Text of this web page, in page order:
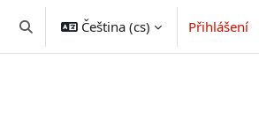
Přepnout vyhledávání
Čeština ‎(cs)‎ Přihlášení